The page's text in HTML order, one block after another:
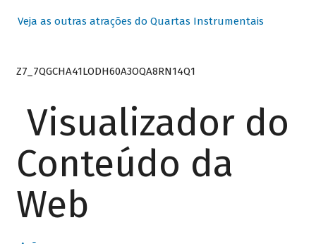
Veja as outras atrações do Quartas Instrumentais
Z7_7QGCHA41LODH60A3OQA8RN14Q1
Visualizador do
Conteúdo da
Web